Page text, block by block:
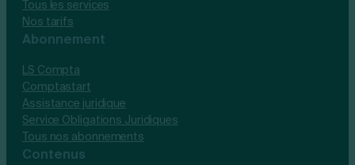
Tous les services
Nos tarifs
Abonnement
LS Compta
Comptastart
Assistance juridique
Service Obligations Juridiques
Tous nos abonnements
Contenus